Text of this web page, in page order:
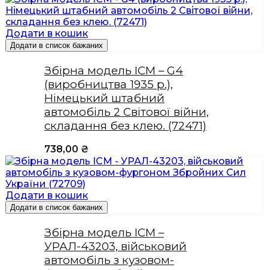
Додати в кошик
Додати в список бажаних
Збірна модель ICM – G4
(виробництва 1935 р.),
Німецький штабний
автомобіль 2 Світової війни,
складання без клею. (72471)
738,00 ₴
Додати в кошик
Додати в список бажаних
Збірна модель ICM –
УРАЛ-43203, військовий
автомобіль з кузовом-